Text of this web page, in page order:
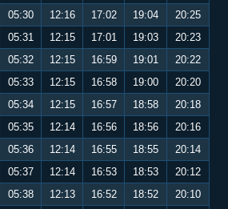
05:30 12:16 17:02 19:04
20:25
05:31 12:15 17:01 19:03
20:23
05:32 12:15 16:59 19:01
20:22
05:33 12:15 16:58 19:00
20:20
05:34 12:15 16:57 18:58
20:18
05:35 12:14 16:56 18:56
20:16
05:36 12:14 16:55 18:55
20:14
05:37 12:14 16:53 18:53
20:12
05:38 12:13 16:52 18:52
20:10